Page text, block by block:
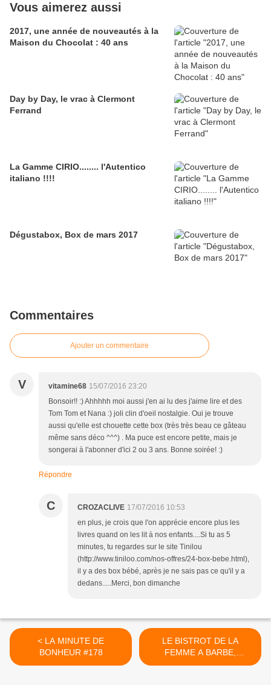
Vous aimerez aussi
2017, une année de nouveautés à la
Maison du Chocolat : 40 ans
Day by Day, le vrac à Clermont
Ferrand
La Gamme CIRIO........ l'Autentico
italiano !!!!
Dégustabox, Box de mars 2017
Commentaires
Ajouter un commentaire
V vitamine68 15/07/2016 23:20
Bonsoir!! :) Ahhhhh moi aussi j'en ai lu des j'aime lire et des
Tom Tom et Nana :) joli clin d'oeil nostalgie. Oui je trouve
aussi qu'elle est chouette cette box (très très beau ce gâteau
même sans déco ^^^) . Ma puce est encore petite, mais je
songerai à l'abonner d'ici 2 ou 3 ans. Bonne soirée! :)
Répondre
C CROZACLIVE 17/07/2016 10:53
en plus, je crois que l'on apprécie encore plus les
livres quand on les lit à nos enfants....Si tu as 5
minutes, tu regardes sur le site Tinilou
(http://www.tiniloo.com/nos-offres/24-box-bebe.html),
il y a des box bébé, après je ne sais pas ce qu'il y a
dedans.....Merci, bon dimanche
< LA MINUTE DE
BONHEUR #178
LE BISTROT DE LA
FEMME A BARBE,
restaurant Limoges >